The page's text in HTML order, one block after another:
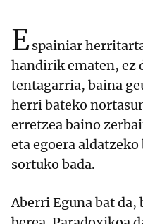
Espainiar
handirik ematen, ez
tentagarria, baina
herri bateko
erretzea baino
eta egoera
sortuko bada.
Aberri Eguna bat da,